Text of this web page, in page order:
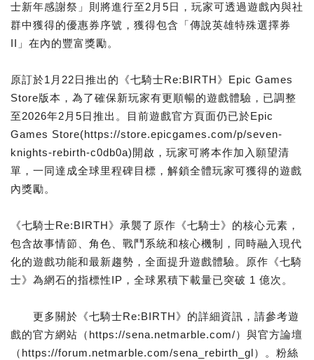
士新年感謝祭」則將進行至2月5日，玩家可透過遊戲內與社
群中獲得的優惠券序號，獲得包含「傳說英雄特殊選擇券
II」在內的豐富獎勵。
原訂於1月22日推出的《七騎士Re:BIRTH》Epic Games
Store版本，為了確保新玩家有更順暢的遊戲體驗，已調整
至2026年2月5日推出。目前遊戲官方頁面仍已於Epic
Games Store(https://store.epicgames.com/p/seven-
knights-rebirth-c0db0a)開啟，玩家可將本作加入願望清
單，一同達成全球里程碑目標，解鎖全體玩家可獲得的遊戲
內獎勵。
《七騎士Re:BIRTH》承襲了原作《七騎士》的核心元素，
包含故事情節、角色、戰鬥系統和核心機制，同時融入現代
化的遊戲功能和最新趨勢，全面提升遊戲體驗。原作《七騎
士》為網石的指標性IP，全球累積下載量已突破 1 億次。
更多關於《七騎士Re:BIRTH》的詳細資訊，請參考遊
戲的官方網站（https://sena.netmarble.com/）與官方論壇
（https://forum.netmarble.com/sena_rebirth_gl）。粉絲